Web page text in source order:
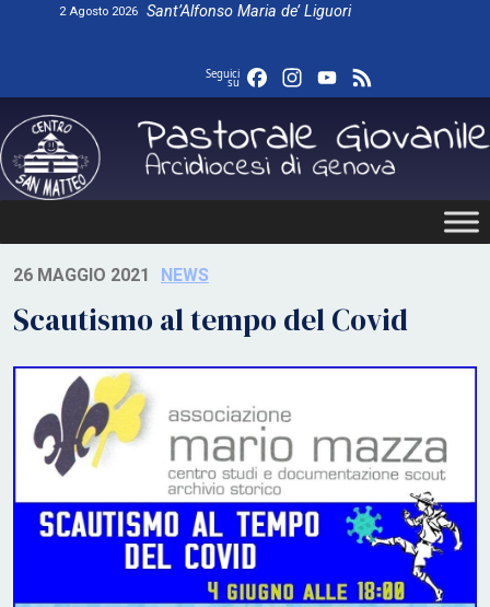
2 Agosto 2026 Sant’Alfonso Maria de’ Liguori
Seguici
su FacebookInstagram
YouTube
26 MAGGIO 2021 NEWS
Scautismo al tempo del Covid